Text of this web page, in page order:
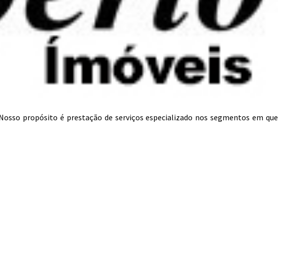
propósito é prestação de serviços especializado nos segmentos em que